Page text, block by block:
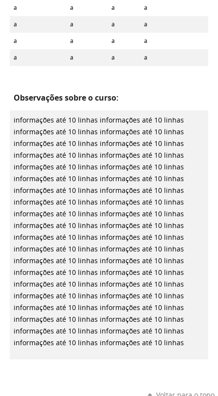
a
a a
a
a
a a
a
a
a a
a
a
a a a
Observações sobre o curso:
informações até 10 linhas informações até 10 linhas
informações até 10 linhas informações até 10 linhas
informações até 10 linhas informações até 10 linhas
informações até 10 linhas informações até 10 linhas
informações até 10 linhas informações até 10 linhas
informações até 10 linhas informações até 10 linhas
informações até 10 linhas informações até 10 linhas
informações até 10 linhas informações até 10 linhas
informações até 10 linhas informações até 10 linhas
informações até 10 linhas informações até 10 linhas
informações até 10 linhas informações até 10 linhas
informações até 10 linhas informações até 10 linhas
informações até 10 linhas informações até 10 linhas
informações até 10 linhas informações até 10 linhas
informações até 10 linhas informações até 10 linhas
informações até 10 linhas informações até 10 linhas
informações até 10 linhas informações até 10 linhas
informações até 10 linhas informações até 10 linhas
informações até 10 linhas informações até 10 linhas
informações até 10 linhas informações até 10 linhas